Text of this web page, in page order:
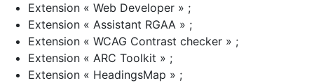
Extension « Web Developer » ;
Extension « Assistant RGAA » ;
Extension « WCAG Contrast checker » ;
Extension « ARC Toolkit » ;
Extension « HeadingsMap » ;